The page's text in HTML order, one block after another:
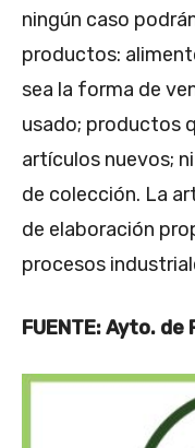
ningún caso
productos:
sea la forma de
usado; productos
artículos nuevos;
de colección. La
de elaboración
procesos
FUENTE: Ayto.